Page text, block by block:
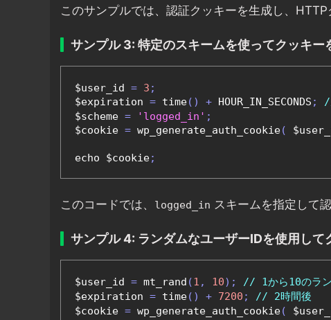
このサンプルでは、認証クッキーを生成し、
サンプル 3: 特定のスキームを使ってクッキー
$user_id = 3 ;
$expiration = time() + HOUR_IN_SECONDS ;
$scheme = 'logged_in' ;
$cookie = wp_generate_auth_cookie(
echo $cookie;
このコードでは、 logged_in スキームを指定して
サンプル 4: ランダムなユーザーIDを使用して
$user_id = mt_rand (1 , 10);
// 1から10のラ
$expiration = time() + 7200 ;
// 2時間後
$cookie = wp_generate_auth_cookie(